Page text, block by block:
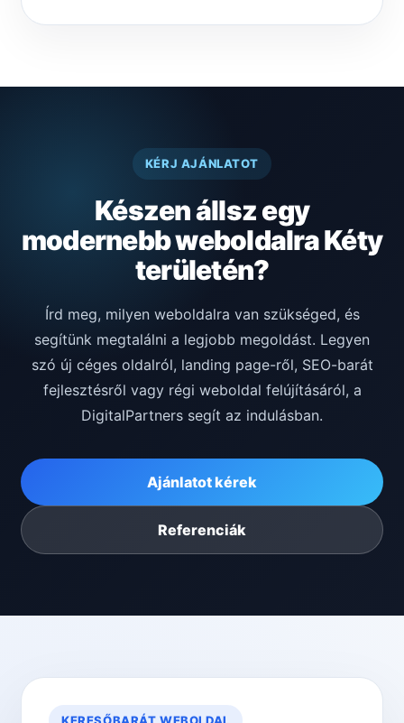
KÉRJ AJÁNLATOT
Készen állsz egy
modernebb weboldalra Kéty
területén?
Írd meg, milyen weboldalra van szükséged, és
segítünk megtalálni a legjobb megoldást. Legyen
szó új céges oldalról, landing page-ről, SEO-barát
fejlesztésről vagy régi weboldal felújításáról, a
DigitalPartners segít az indulásban.
Ajánlatot kérek
Referenciák